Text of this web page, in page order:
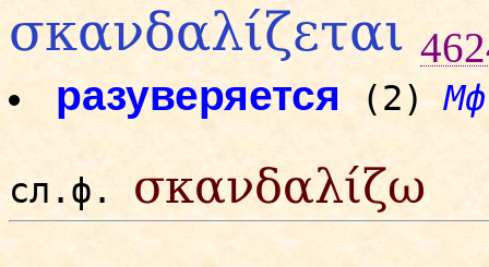
σκανδαλίζεται
разуверяется (2)
сл.ф. σκανδαλίζω